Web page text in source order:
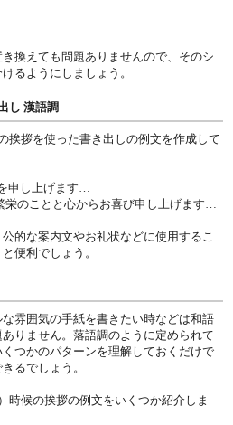
換えても問題ありませんので、そのシ
るようにしましょう。
し 漢語調
挨拶を使った書き出しの例文を作成して
申し上げます…
栄のことと心からお喜び申し上げます…
的な案内文やお礼状などに使用するこ
便利でしょう。
雰囲気の手紙を書きたい時などは和語
りません。落語調のように定められて
つかのパターンを理解しておくだけで
るでしょう。
時候の挨拶の例文をいくつか紹介しま